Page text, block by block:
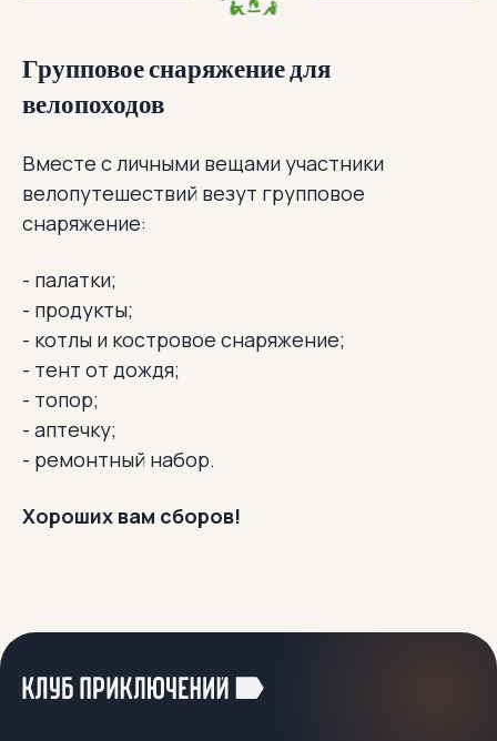
Групповое снаряжение для
велопоходов
Вместе с личными вещами участники
велопутешествий везут групповое
снаряжение:
- палатки;
- продукты;
- котлы и костровое снаряжение;
- тент от дождя;
- топор;
- аптечку;
- ремонтный набор.
Хороших вам сборов!